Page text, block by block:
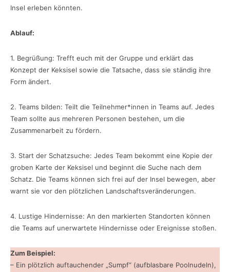
Insel erleben könnten.
Ablauf:
1. Begrüßung: Trefft euch mit der Gruppe und erklärt das
Konzept der Keksisel sowie die Tatsache, dass sie ständig ihre
Form ändert.
2. Teams bilden: Teilt die Teilnehmer*innen in Teams auf. Jedes
Team sollte aus mehreren Personen bestehen, um die
Zusammenarbeit zu fördern.
3. Start der Schatzsuche: Jedes Team bekommt eine Kopie der
groben Karte der Keksisel und beginnt die Suche nach dem
Schatz. Die Teams können sich frei auf der Insel bewegen, aber
warnt sie vor den plötzlichen Landschaftsveränderungen.
4. Lustige Hindernisse: An den markierten Standorten können
die Teams auf unerwartete Hindernisse oder Ereignisse stoßen.
Zum Beispiel:
– Ein plötzlich auftauchender „Sumpf“ (aufblasbare Poolnudeln),